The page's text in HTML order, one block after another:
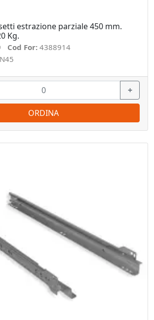
estrazione parziale 450 mm.
Kg.
Cod For: 4388914
+
ORDINA